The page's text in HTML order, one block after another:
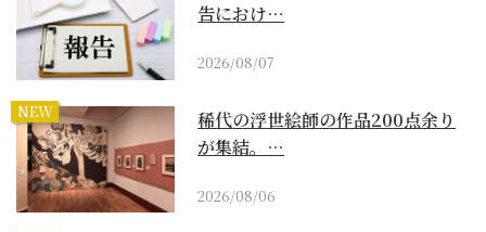
告におけ…
2026/08/07
NEW
稀代の浮世絵師の作品200点余り
が集結。…
2026/08/06